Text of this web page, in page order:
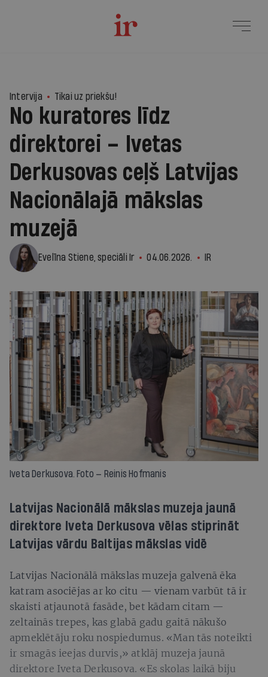
Intervija Tikai uz priekšu!
No kuratores līdz
direktorei – Ivetas
Derkusovas ceļš Latvijas
Nacionālajā mākslas
muzejā
Evelīna Stiene, speciāli Ir 04.06.2026. IR
Iveta Derkusova. Foto — Reinis Hofmanis
Latvijas Nacionālā mākslas muzeja jaunā
direktore Iveta Derkusova vēlas stiprināt
Latvijas vārdu Baltijas mākslas vidē
Latvijas Nacionālā mākslas muzeja galvenā ēka
katram asociējas ar ko citu — vienam varbūt tā ir
skaisti atjaunotā fasāde, bet kādam citam —
zeltainās trepes, kas glabā gadu gaitā nākušo
apmeklētāju roku nospiedumus. «Man tās noteikti
ir smagās ieejas durvis,» atklāj muzeja jaunā
direktore Iveta Derkusova. «Es skolas laikā biju